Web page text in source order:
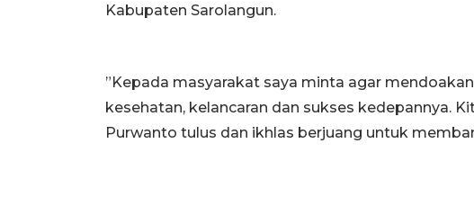
Kabupaten Sarolangun.
”Kepada masyarakat saya minta agar
kesehatan, kelancaran dan sukses kedepannya.
Purwanto tulus dan ikhlas berjuang untuk